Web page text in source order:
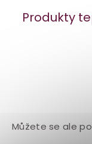
Produkty
Můžete se ale